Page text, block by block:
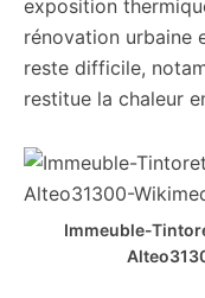
exposition
rénovation urbaine
reste difficile,
restitue la chaleur
Immeuble-